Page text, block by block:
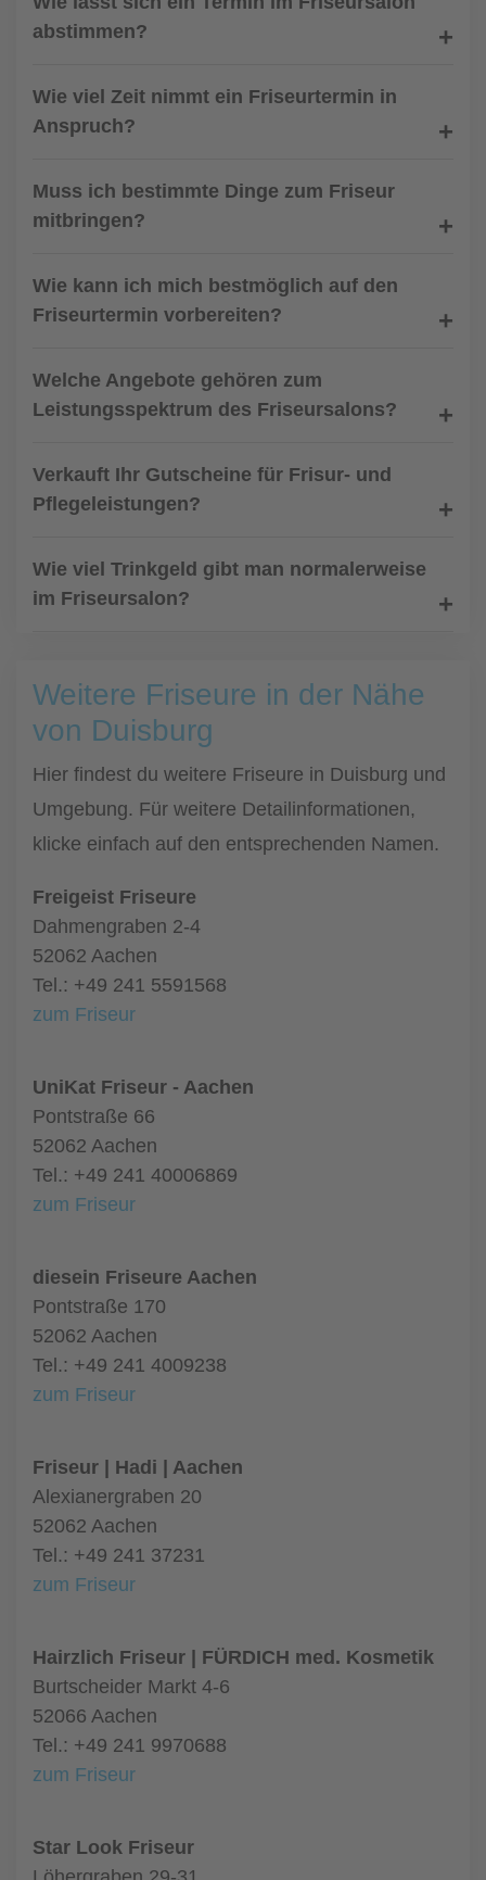
abstimmen?
Wie viel Zeit nimmt ein Friseurtermin in
Anspruch?
Muss ich bestimmte Dinge zum Friseur
mitbringen?
Wie kann ich mich bestmöglich auf den
Friseurtermin vorbereiten?
Welche Angebote gehören zum
Leistungsspektrum des Friseursalons?
Verkauft Ihr Gutscheine für Frisur- und
Pflegeleistungen?
Wie viel Trinkgeld gibt man normalerweise
im Friseursalon?
Weitere Friseure in der Nähe
von Duisburg
Hier findest du weitere Friseure in Duisburg und
Umgebung. Für weitere Detailinformationen,
klicke einfach auf den entsprechenden Namen.
Freigeist Friseure
Dahmengraben 2-4
52062 Aachen
Tel.: +49 241 5591568
zum Friseur
UniKat Friseur - Aachen
Pontstraße 66
52062 Aachen
Tel.: +49 241 40006869
zum Friseur
diesein Friseure Aachen
Pontstraße 170
52062 Aachen
Tel.: +49 241 4009238
zum Friseur
Friseur | Hadi | Aachen
Alexianergraben 20
52062 Aachen
Tel.: +49 241 37231
zum Friseur
Hairzlich Friseur | FÜRDICH med. Kosmetik
Burtscheider Markt 4-6
52066 Aachen
Tel.: +49 241 9970688
zum Friseur
Star Look Friseur